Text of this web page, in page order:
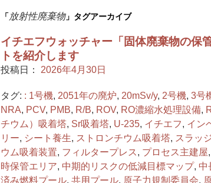
「放射性廃棄物」タグアーカイブ
イチエフウォッチャー「固体廃棄物の保
トを紹介します
投稿日： 2026年4月30日
タグ: : 1号機, 2051年の廃炉, 20mSv/y, 2号機, 3号
NRA, PCV, PMB, R/B, ROV, RO濃縮水処理設備,
チウム）吸着塔, Sr吸着塔, U-235, イチエフ, イン
リー, シート養生, ストロンチウム吸着塔, スラッ
ウム吸着装置, フィルタープレス , プロセス主建屋,
時保管エリア, 中期的リスクの低減目標マップ, 中
済み燃料プール, 共用プール, 原子力規制委員会,